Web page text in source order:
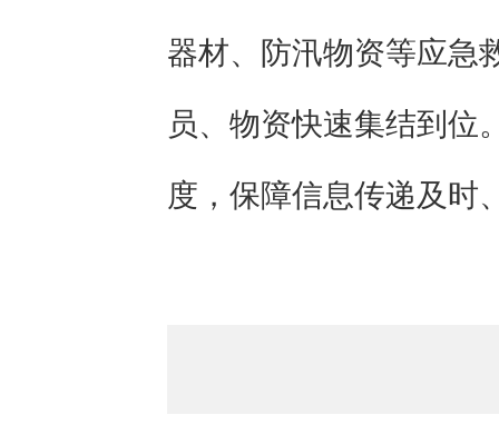
器材、防汛物资等应急
员、物资快速集结到位
度，保障信息传递及时